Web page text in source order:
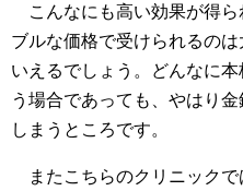
こんなにも高い効果が得ら
ブルな価格で受けられるの
いえるでしょう。どんなに
う場合であっても、やはり
しまうところです。
またこちらのクリニックで